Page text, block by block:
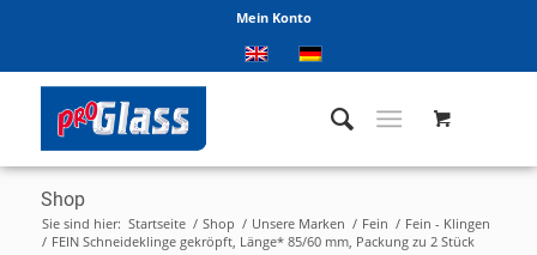
Mein Konto
Shop
Sie sind hier: Startseite / Shop / Unsere Marken / Fein / Fein - Klingen
/ FEIN Schneideklinge gekröpft, Länge* 85/60 mm, Packung zu 2 Stück